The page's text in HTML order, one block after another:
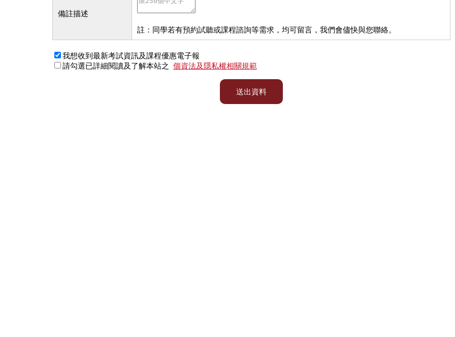
備註描述
註：同學若有預約試聽或課程諮詢等需求，均可留言，我們會儘快與您聯絡。
我想收到最新考試資訊及課程優惠電子報
請勾選已詳細閱讀及了解本站之 個資法及隱私權相關規範
送出資料